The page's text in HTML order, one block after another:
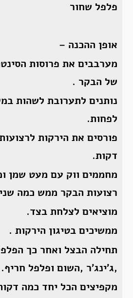
פלפל שחור
אופן ההכנה –
מערבבים את פרוסות
של הבקר .
נותנים לתערובת לשהות
לפחות.
פורסים את הירקות
דקות.
מחממים ווק עם מעט שמן
רצועות הבקר ממש כמה
מוציאים לצלחת בצד.
ממשיכים בטיגון הירקות .
תחילה הבצל ואחר כך
,ג’ינג’ר ,השום ופלפל חריף.
מקפיצים הכל יחד כמה